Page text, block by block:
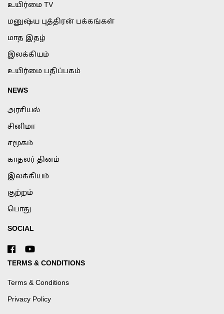
உயிர்மை TV
மனுஷ்ய புத்திரன் பக்கங்கள்
மாத இதழ்
இலக்கியம்
உயிர்மை பதிப்பகம்
NEWS
அரசியல்
சினிமா
சமூகம்
காதலர் தினம்
இலக்கியம்
குற்றம்
பொது
SOCIAL
TERMS & CONDITIONS
Terms & Conditions
Privacy Policy